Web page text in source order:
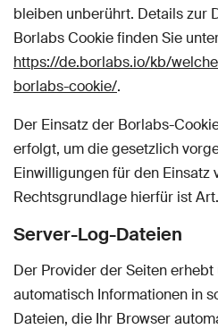
bleiben unberührt. Details zur
Borlabs Cookie finden Sie
https://de.borlabs.io/kb/
borlabs-cookie/.
Der Einsatz der Borlabs-
erfolgt, um die gesetzlich
Einwilligungen für den Einsatz
Rechtsgrundlage hierfür ist
Server-Log-Dateien
Der Provider der Seiten
automatisch Informationen in
Dateien, die Ihr Browser